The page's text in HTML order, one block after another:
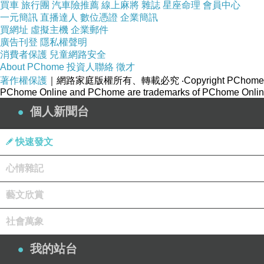
雲飄冉,鶴翔松間;或樸拙率真,孩心無執。脫
三世多杰羌佛的書法能達到如此登峰造極的
能自成大家。比如
以他自吟之七絕詩『華宮日月麗陽天,喜乘西
杰羌佛深居古寺,卻以超凡的證量,發抒情懷,
統率日月之天地,而會之人間福盛,一句『喜乘
宙,輕安極樂,人 我兩忘,故友來臨亦聞叭聲所
世多杰羌佛 ,已經不是夏天了,冬天都快完了,
正的佛陀之書啊!
三世多杰羌佛
買車 旅行團 汽車險推薦 線上麻將 雜誌 星座命理 會員中心
一元簡訊 直播達人 數位憑證 企業簡訊
買網址 虛擬主機 企業郵件
廣告刊登 隱私權聲明
消費者保護 兒童網路安全
About PChome 投資人聯絡 徵才
著作權保護 ｜網路家庭版權所有、轉載必究 ‧Copyright
PChome Online and PChome are trademarks of PChome
個人新聞台
快速發文
心情雜記
藝文欣賞
社會萬象
我的站台